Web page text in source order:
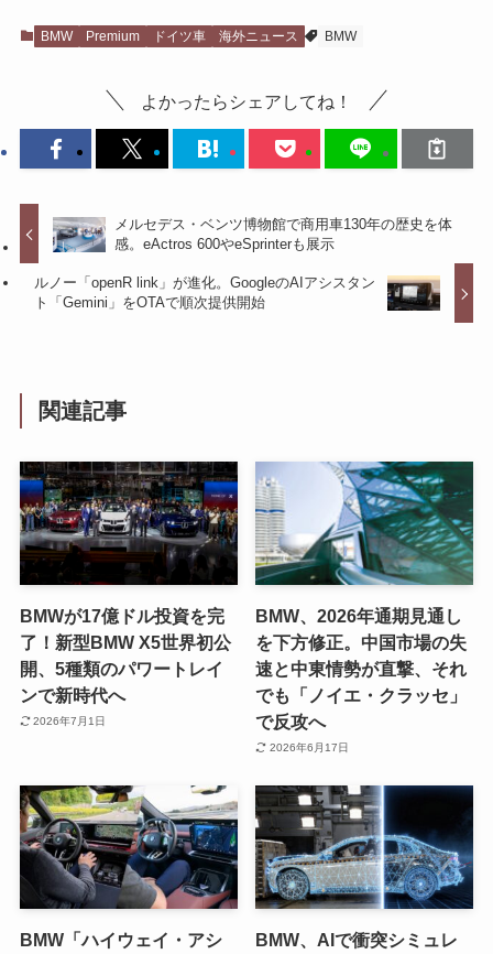
BMW Premium ドイツ車 海外ニュース BMW
よかったらシェアしてね！
メルセデス・ベンツ博物館で商用車130年の歴史を体
感。eActros 600やeSprinterも展示
ルノー「openR link」が進化。GoogleのAIアシスタン
ト「Gemini」をOTAで順次提供開始
関連記事
BMWが17億ドル投資を完
了！新型BMW X5世界初公
開、5種類のパワートレイ
ンで新時代へ
2026年7月1日
BMW、2026年通期見通し
を下方修正。中国市場の失
速と中東情勢が直撃、それ
でも「ノイエ・クラッセ」
で反攻へ
2026年6月17日
BMW「ハイウェイ・アシ
BMW、AIで衝突シミュレ